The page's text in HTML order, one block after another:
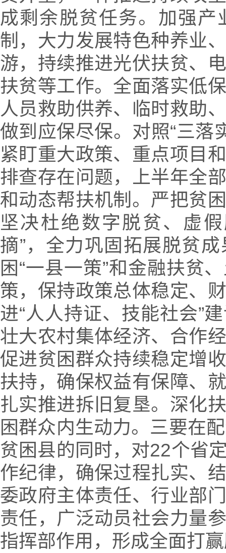
成剩余脱贫任务。加强
制，大力发展特色种养业
游，持续推进光伏扶贫、
扶贫等工作。全面落实低
人员救助供养、临时救助
做到应保尽保。对照“三落
紧盯重大政策、重点项目
排查存在问题，上半年全
和动态帮扶机制。严把贫
坚决杜绝数字脱贫、虚
摘”，全力巩固拓展脱贫
困“一县一策”和金融扶贫
策，保持政策总体稳定、
进“人人持证、技能社会”
壮大农村集体经济、合作
促进贫困群众持续稳定增
扶持，确保权益有保障、
扎实推进拆旧复垦。深化
困群众内生动力。三要在
贫困县的同时，对22个省
作纪律，确保过程扎实、
委政府主体责任、行业部
责任，广泛动员社会力量
指挥部作用，形成全面打